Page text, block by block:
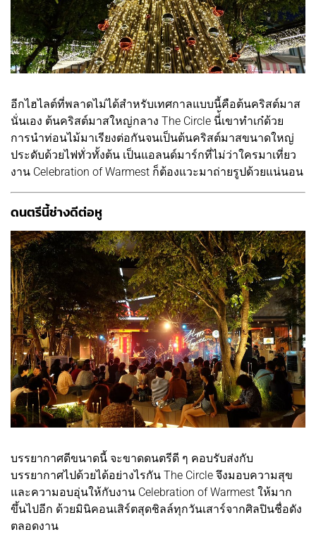
อีกไฮไลต์ที่พลาดไม่ได้สำหรับเทศกาลแบบนี้คือต้นคริสต์มาส
นั่นเอง ต้นคริสต์มาสใหญ่กลาง The Circle นี่้เขาทำเก๋ด้วย
การนำท่อนไม้มาเรียงต่อกันจนเป็นต้นคริสต์มาสขนาดใหญ่
ประดับด้วยไฟทั่วทั้งต้น เป็นแอลนด์มาร์กที่ไม่ว่าใครมาเที่ยว
งาน Celebration of Warmest ก็ต้องแวะมาถ่ายรูปด้วยแน่นอน
ดนตรีนี้ช่างดีต่อหู
บรรยากาศดีขนาดนี้ จะขาดดนตรีดี ๆ คอบรับส่งกับ
บรรยากาศไปด้วยได้อย่างไรกัน The Circle จึงมอบความสุข
และความอบอุ่นให้กับงาน Celebration of Warmest ให้มาก
ขึ้นไปอีก ด้วยมินิคอนเสิร์ตสุดชิลล์ทุกวันเสาร์จากศิลปินชื่อดัง
ตลอดงาน